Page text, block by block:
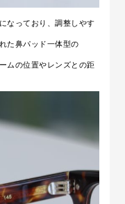
なっており、調整しやす
た鼻パッド一体型の
ムの位置やレンズとの距